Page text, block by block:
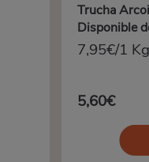
Trucha
Disponible
7,95€/1 Kg
5,60€